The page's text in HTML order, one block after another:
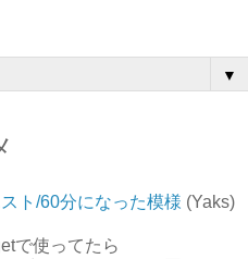
▼
ト/60分になった模様 (Yaks)
で使ってたら